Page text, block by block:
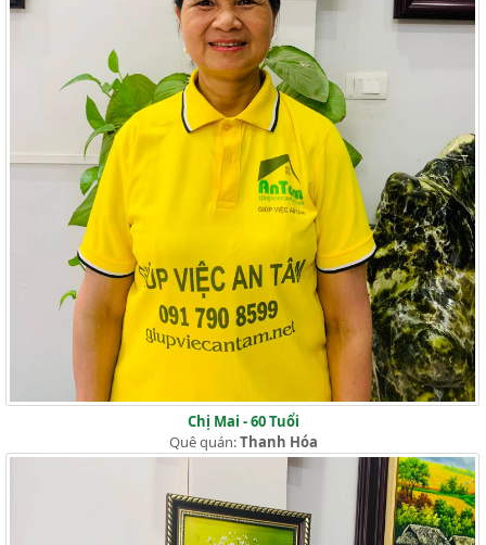
Chị Mai - 60 Tuổi
Quê quán:Thanh Hóa